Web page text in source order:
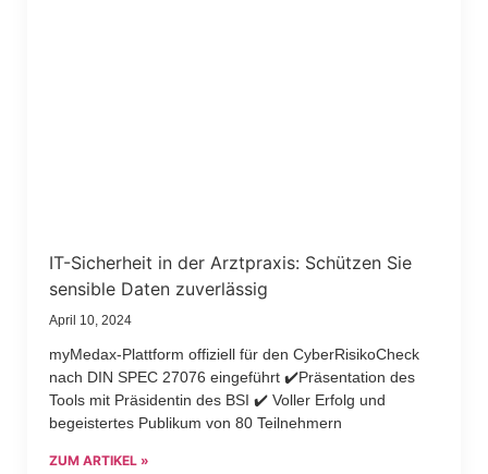
IT-Sicherheit in der Arztpraxis: Schützen Sie
sensible Daten zuverlässig
April 10, 2024
myMedax-Plattform offiziell für den CyberRisikoCheck
nach DIN SPEC 27076 eingeführt ✔️Präsentation des
Tools mit Präsidentin des BSI ✔️ Voller Erfolg und
begeistertes Publikum von 80 Teilnehmern
ZUM ARTIKEL »